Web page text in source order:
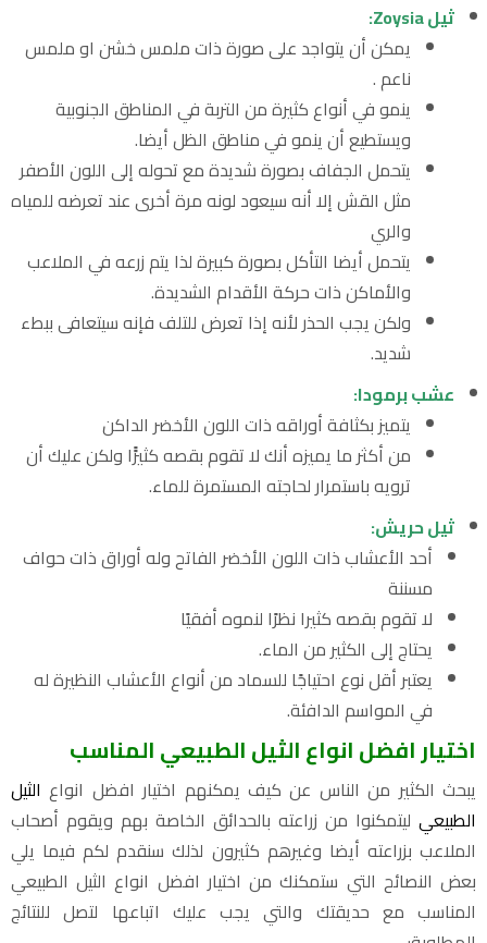
ثيل Zoysia:
يمكن أن يتواجد على صورة ذات ملمس خشن او ملمس
ناعم .
ينمو في أنواع كثيرة من التربة في المناطق الجنوبية
ويستطيع أن ينمو في مناطق الظل أيضا.
يتحمل الجفاف بصورة شديدة مع تحوله إلى اللون الأصفر
مثل القش إلا أنه سيعود لونه مرة أخرى عند تعرضه للمياه
والري
يتحمل أيضا التأكل بصورة كبيرة لذا يتم زرعه في الملاعب
والأماكن ذات حركة الأقدام الشديدة.
ولكن يجب الحذر لأنه إذا تعرض للتلف فإنه سيتعافى ببطء
شديد.
عشب برمودا:
يتميز بكثافة أوراقه ذات اللون الأخضر الداكن
من أكثر ما يميزه أنك لا تقوم بقصه كثيرًًا ولكن عليك أن
ترويه باستمرار لحاجته المستمرة للماء.
ثيل حريش:
أحد الأعشاب ذات اللون الأخضر الفاتح وله أوراق ذات حواف
مسننة
لا تقوم بقصه كثيرا نظرًا لنموه أفقيًا
يحتاج إلى الكثير من الماء.
يعتبر أقل نوع احتياجًا للسماد من أنواع الأعشاب النظيرة له
في المواسم الدافئة.
اختيار افضل انواع الثيل الطبيعي المناسب
يبحث الكثير من الناس عن كيف يمكنهم اختيار افضل انواع الثيل
الطبيعي ليتمكنوا من زراعته بالحدائق الخاصة بهم ويقوم أصحاب
الملاعب بزراعته أيضا وغيرهم كثيرون لذلك سنقدم لكم فيما يلي
بعض النصائح التي ستمكنك من اختيار افضل انواع الثيل الطبيعي
المناسب مع حديقتك والتي يجب عليك اتباعها لتصل للنتائج